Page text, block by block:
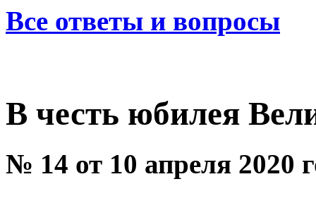
Все ответы и вопросы
В честь юбилея
№ 14 от 10 апреля 2020